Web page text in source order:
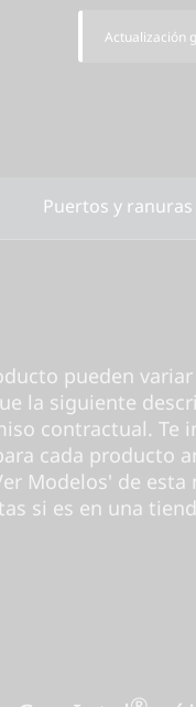
Actualización
Puertos y ranuras
pueden
la siguiente
contractual. Te
cada producto
Modelos' de esta
si es en una